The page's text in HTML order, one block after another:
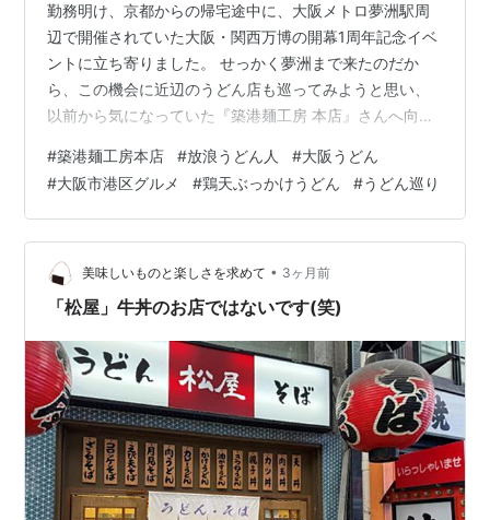
勤務明け、京都からの帰宅途中に、大阪メトロ夢洲駅周
辺で開催されていた大阪・関西万博の開幕1周年記念イベ
ントに立ち寄りました。 せっかく夢洲まで来たのだか
ら、この機会に近辺のうどん店も巡ってみようと思い、
以前から気になっていた『築港麺工房 本店』さんへ向か
場所にあります。 大阪港駅からは徒歩約5分。 「築港ビ
ル」1階に店を構える『築港麺工房 本店』さんは、2014
年にオープンしたうどん店です。 入居する築港ビルは、
1933年に大阪商船の関連施設として建てられた近代建
築。 直線的な外壁や窓枠の意匠が印象的で、戦前の港湾
エリアの面影を今に伝えてい…
#築港麺工房本店 #放浪うどん人 #大阪うどん
#大阪市港区グルメ #鶏天ぶっかけうどん #うどん巡り
美味しいものと楽しさを求めて • 3ヶ月前
「松屋」牛丼のお店ではないです(笑)